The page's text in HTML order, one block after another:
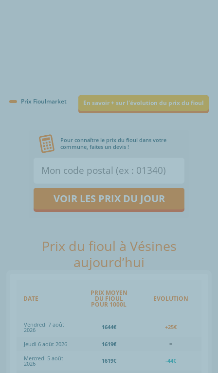
Prix Fioulmarket En savoir + sur l'évolution du prix du fioul
Pour connaître le prix du fioul dans votre
commune, faites un devis !
VOIR LES PRIX DU JOUR
Prix du fioul à Vésines
aujourd’hui
DATE
PRIX MOYEN
DU FIOUL
POUR 1000L
EVOLUTION
Vendredi 7 août
2026 1644€ +25€
Jeudi 6 août 2026 1619€
=
Mercredi 5 août
2026 1619€ -44€